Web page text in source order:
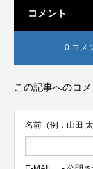
コメント
0 コメ
この記事へのコ
名前（例：山田 太